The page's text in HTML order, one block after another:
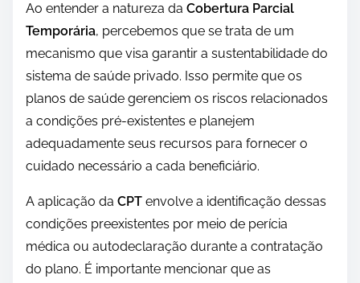
Ao entender a natureza da Cobertura Parcial
Temporária, percebemos que se trata de um
mecanismo que visa garantir a sustentabilidade do
sistema de saúde privado. Isso permite que os
planos de saúde gerenciem os riscos relacionados
a condições pré-existentes e planejem
adequadamente seus recursos para fornecer o
cuidado necessário a cada beneficiário.
A aplicação da CPT envolve a identificação dessas
condições preexistentes por meio de perícia
médica ou autodeclaração durante a contratação
do plano. É importante mencionar que as